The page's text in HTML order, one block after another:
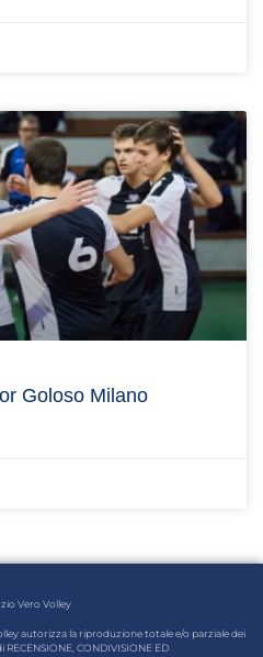
Goloso Milano
Vero Volley
autorizza la riproduzione totale e/o parziale dei
CONDIVISIONE ED